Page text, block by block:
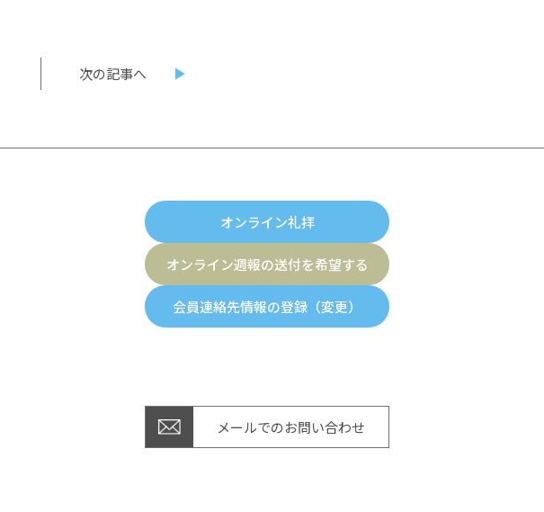
次の記事へ
オンライン礼拝
オンライン週報の送付を希望する
会員連絡先情報の登録（変更）
メールでのお問い合わせ